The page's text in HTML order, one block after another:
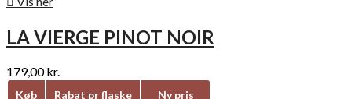
LA VIERGE PINOT NOIR
179,00 kr.
Køb Rabat pr flaske
Ny pris